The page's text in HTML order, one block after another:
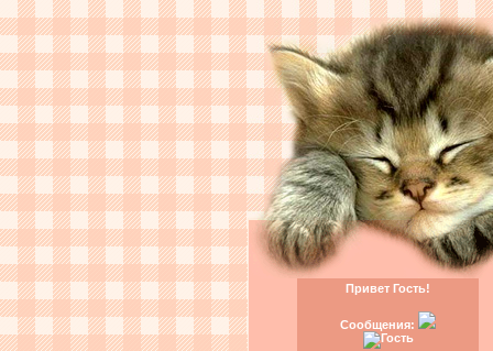
Привет Гость!
Сообщения: